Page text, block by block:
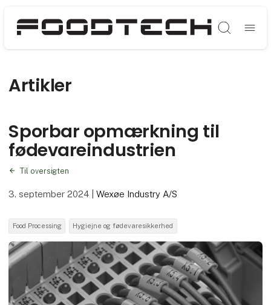
Søg
Artikler
Sporbar opmærkning til
fødevareindustrien
Til oversigten
3. september 2024 |Wexøe Industry A/S
Food Processing Hygiejne og fødevaresikkerhed